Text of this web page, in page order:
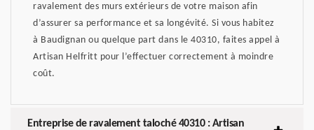
ravalement des murs extérieurs de votre maison afin
d’assurer sa performance et sa longévité. Si vous habitez
à Baudignan ou quelque part dans le 40310, faites appel à
Artisan Helfritt pour l’effectuer correctement à moindre
coût.
Entreprise de ravalement taloché 40310 : Artisan